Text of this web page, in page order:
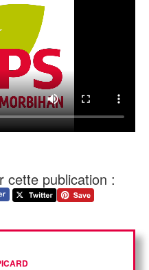
cette publication :